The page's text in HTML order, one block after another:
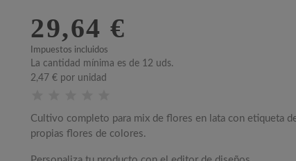
29,64 €
Impuestos incluidos
La cantidad mínima es de 12 uds.
2,47 € por unidad
Cultivo completo para mix de flores en lata con etiqueta
propias flores de colores.